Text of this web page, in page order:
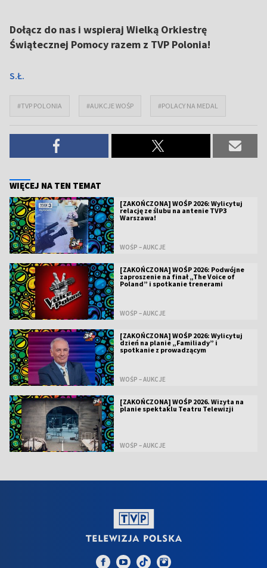
Dołącz do nas i wspieraj Wielką Orkiestrę
Świątecznej Pomocy razem z TVP Polonia!
S.Ł.
#TVP POLONIA #AUKCJE WOŚP #POLACY NA MEDAL
WIĘCEJ NA TEN TEMAT
[ZAKOŃCZONA] WOŚP 2026: Wylicytuj
relację ze ślubu na antenie TVP3
Warszawa!
WOŚP – AUKCJE
[ZAKOŃCZONA] WOŚP 2026: Podwójne
zaproszenie na finał „The Voice of
Poland” i spotkanie trenerami
WOŚP – AUKCJE
[ZAKOŃCZONA] WOŚP 2026: Wylicytuj
dzień na planie „Familiady” i
spotkanie z prowadzącym
WOŚP – AUKCJE
[ZAKOŃCZONA] WOŚP 2026. Wizyta na
planie spektaklu Teatru Telewizji
WOŚP – AUKCJE